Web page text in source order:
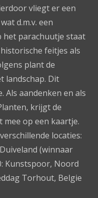
vliegt er een
d.m.v. een
het parachuutje staat
feitjes als
plant de
landschap. Dit
Als aandenken en als
krijgt de
mee op een kaartje.
locaties:
(winnaar
Kunstspoor, Noord
Torhout, Belgie